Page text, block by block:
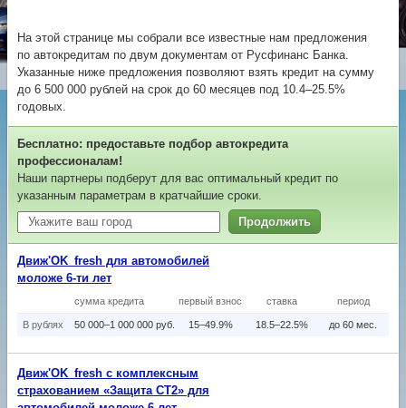
На этой странице мы собрали все известные нам предложения
по автокредитам по двум документам от Русфинанс Банка.
Указанные ниже предложения позволяют взять кредит на сумму
до 6 500 000 рублей на срок до 60 месяцев под 10.4–25.5%
годовых.
Бесплатно: предоставьте подбор автокредита
профессионалам!
Наши партнеры подберут для вас оптимальный кредит по
указанным параметрам в кратчайшие сроки.
Продолжить
Движ'OK_fresh для автомобилей
моложе 6-ти лет
сумма кредита первый взнос ставка период
В рублях 50 000–1 000 000 руб. 15–49.9% 18.5–22.5% до 60 мес.
Движ'OK_fresh с комплексным
страхованием «Защита СТ2» для